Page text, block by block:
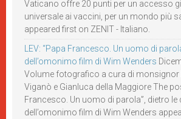
Vaticano offre 20 punti per un accesso
universale ai vaccini, per un mondo più
appeared first on ZENIT - Italiano.
LEV: “Papa Francesco. Un uomo di
dell’omonimo film di Wim Wenders
Volume fotografico a cura di monsignor
Viganò e Gianluca della Maggiore The
Francesco. Un uomo di parola”, dietro le
dell’omonimo film di Wim Wenders